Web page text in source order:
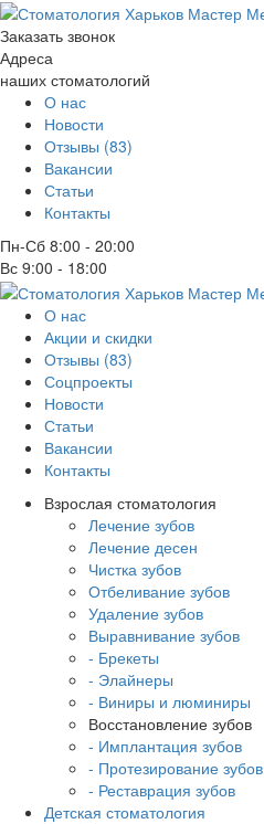
Заказать звонок
Адреса
наших стоматологий
О нас
Новости
Отзывы (83)
Вакансии
Статьи
Контакты
Пн-Сб 8:00 - 20:00
Вс 9:00 - 18:00
О нас
Акции и скидки
Отзывы (83)
Соцпроекты
Новости
Статьи
Вакансии
Контакты
Взрослая стоматология
Лечение зубов
Лечение десен
Чистка зубов
Отбеливание зубов
Удаление зубов
Выравнивание зубов
- Брекеты
- Элайнеры
- Виниры и люминиры
Восстановление зубов
- Имплантация зубов
- Протезирование зубов
- Реставрация зубов
Детская стоматология